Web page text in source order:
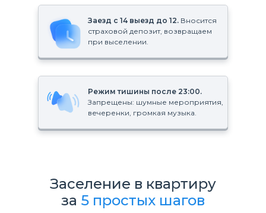
Режим тишины после 23:00.
Запрещены: шумные мероприятия,
вечеренки, громкая музыка.
Заезд с 14 выезд до 12. Вносится
страховой депозит, возвращаем
при выселении.
Заселение в квартиру
за 5 простых шагов